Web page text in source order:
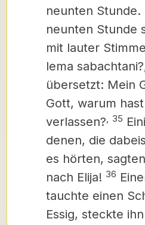
neunten Stunde.
neunten Stunde
mit lauter
lema
übersetzt: Mein
Gott, warum
verlassen?
35
denen, die
es hörten,
nach Elija! 36
tauchte einen
Essig, steckte